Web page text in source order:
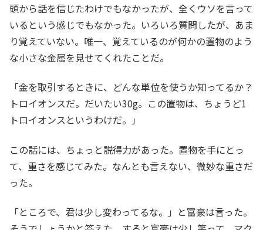
頭から話を信じたわけでもなかったが、全くウソを言って
いるという感じでもなかった。いろいろ質問したが、あま
り覚えていない。唯一、覚えているのが何かの置物のよう
な小さな金属を見せてくれたことだ。
「金を取引するときに、どんな単位を使うか知ってるか？
トロイオンスだ。だいたい30g。この置物は、ちょうど1
トロイオンスというわけだ。」
この話には、ちょっと説得力があった。置物を手にとっ
て、重さを感じてみた。なんとも言えない、微妙な重さだ
った。
「ところで、君は少し変わってるな。」と富豪は言った。